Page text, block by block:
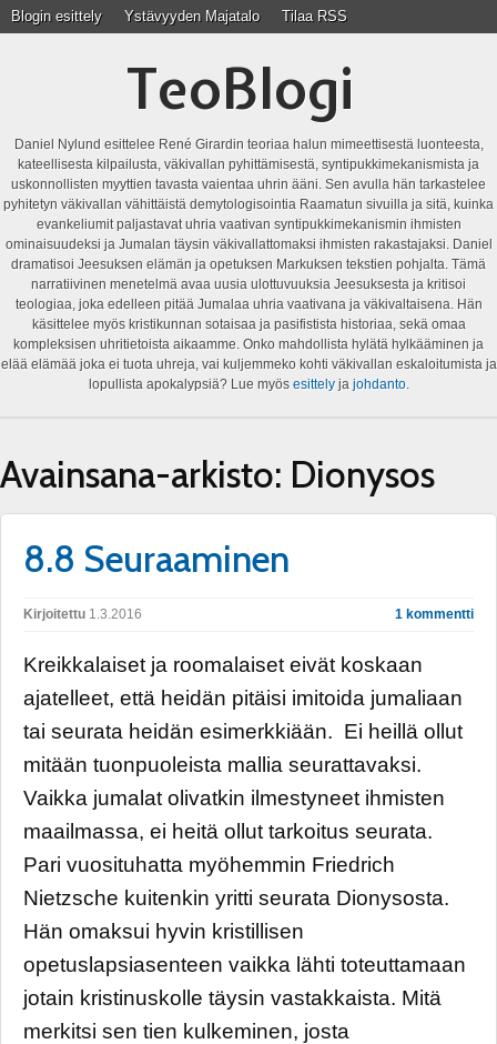
Blogin esittely Ystävyyden Majatalo Tilaa RSS
TeoBlogi
Daniel Nylund esittelee René Girardin teoriaa halun mimeettisestä luonteesta,
kateellisesta kilpailusta, väkivallan pyhittämisestä, syntipukkimekanismista ja
uskonnollisten myyttien tavasta vaientaa uhrin ääni. Sen avulla hän tarkastelee
pyhitetyn väkivallan vähittäistä demytologisointia Raamatun sivuilla ja sitä, kuinka
evankeliumit paljastavat uhria vaativan syntipukkimekanismin ihmisten
ominaisuudeksi ja Jumalan täysin väkivallattomaksi ihmisten rakastajaksi. Daniel
dramatisoi Jeesuksen elämän ja opetuksen Markuksen tekstien pohjalta. Tämä
narratiivinen menetelmä avaa uusia ulottuvuuksia Jeesuksesta ja kritisoi
teologiaa, joka edelleen pitää Jumalaa uhria vaativana ja väkivaltaisena. Hän
käsittelee myös kristikunnan sotaisaa ja pasifistista historiaa, sekä omaa
kompleksisen uhritietoista aikaamme. Onko mahdollista hylätä hylkääminen ja
elää elämää joka ei tuota uhreja, vai kuljemmeko kohti väkivallan eskaloitumista ja
lopullista apokalypsiä? Lue myös esittelyja johdanto.
Avainsana-arkisto: Dionysos
8.8 Seuraaminen
Kirjoitettu 1.3.2016 1 kommentti
Kreikkalaiset ja roomalaiset eivät koskaan
ajatelleet, että heidän pitäisi imitoida jumaliaan
tai seurata heidän esimerkkiään. Ei heillä ollut
mitään tuonpuoleista mallia seurattavaksi.
Vaikka jumalat olivatkin ilmestyneet ihmisten
maailmassa, ei heitä ollut tarkoitus seurata.
Pari vuosituhatta myöhemmin Friedrich
Nietzsche kuitenkin yritti seurata Dionysosta.
Hän omaksui hyvin kristillisen
opetuslapsiasenteen vaikka lähti toteuttamaan
jotain kristinuskolle täysin vastakkaista. Mitä
merkitsi sen tien kulkeminen, josta